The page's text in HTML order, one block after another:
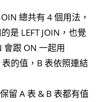
總共有 4 個用法，
是 LEFT JOIN，也覺
會跟 ON 一起用
表的值，B 表依照連結
留 A 表 & B 表都有值